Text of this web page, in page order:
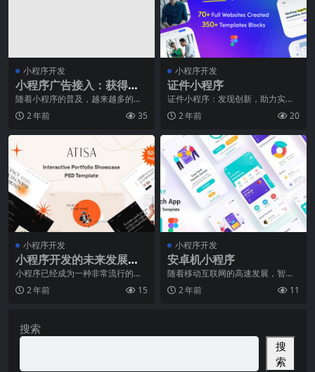
小程序开发
小程序广告接入：获得广
告收益的方法与注意事项
随着小程序的普及，越来越多的开
发者开始考虑通过接入广告来获得
收益。但是，广告接入
2 年前 35
小程序开发
证件小程序
证件小程序：发现创新，助力实现
便捷身份证办理近年来，随着互联
网的迅猛发展，人们的
2 年前 20
小程序开发
小程序开发的未来发展方
向
小程序已经成为一种非常流行的应
用方式，尤其是在智能手机的使用
中，小程序的优点已经
2 年前 15
小程序开发
安卓机小程序
随着移动互联网的高速发展，智能
手机已经成为我们日常生活中不可
或缺的一部分。无论是
2 年前 11
搜索
搜
索